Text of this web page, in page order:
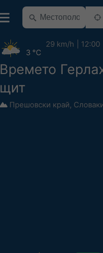
Времето
щит
Прешовски край,
3 °C
29 km/h 12:00